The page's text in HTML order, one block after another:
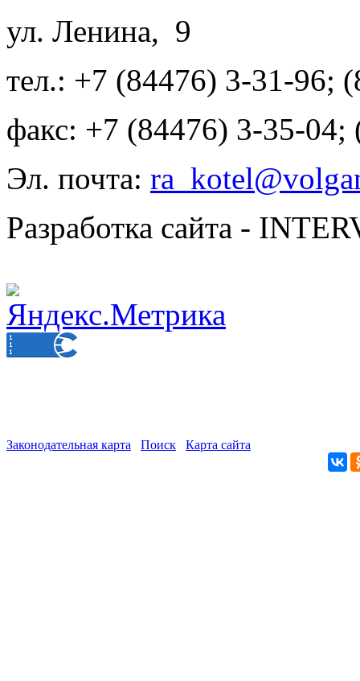
ул. Ленина, 9
тел.: +7 (84476) 3-31-96;
факс: +7 (84476) 3-35-04;
Эл. почта:
Разработка сайта -
Законодательная карта Поиск Карта сайта